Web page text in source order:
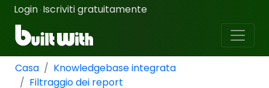
Login · Iscriviti gratuitamente
Casa
Knowledgebase integrata
Filtraggio dei report